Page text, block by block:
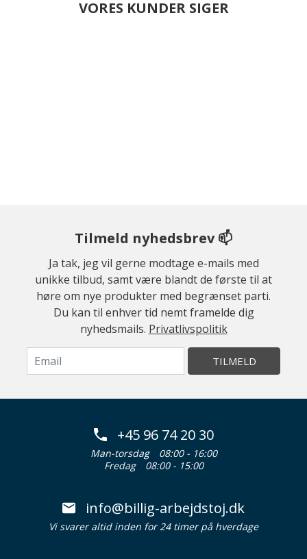
VORES KUNDER SIGER
Tilmeld nyhedsbrev 📫
Ja tak, jeg vil gerne modtage e-mails med
unikke tilbud, samt være blandt de første til at
høre om nye produkter med begrænset parti.
Du kan til enhver tid nemt framelde dig
nyhedsmails. Privatlivspolitik
TILMELD
+45 96 74 20 30
Man-torsdag
08:00 - 16:00
Fredag
08:00 - 15:00
info@billig-arbejdstoj.dk
Vi svarer altid inden for 24 timer på hverdage